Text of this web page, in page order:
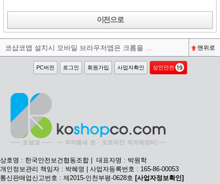
이전으로
맨위로
PC버전 로그인 회원가입 사업자확인 성인안전
상호명 : 한국안전보건협동조합 | 대표자명 : 박원학
개인정보관리 책임자 : 박혜영 | 사업자등록번호 : 165-86-00053
통신판매업신고번호 : 제2015-인천부평-0628호 [사업자정보확인]